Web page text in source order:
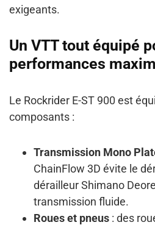
exigeants.
Un VTT tout équipé
performances
Le Rockrider E-ST 900 est
composants :
Transmission Mono
ChainFlow 3D évite le
dérailleur Shimano
transmission fluide.
Roues et pneus : des